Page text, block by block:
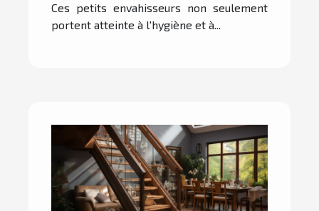
Ces petits envahisseurs non seulement
portent atteinte à l'hygiène et à...